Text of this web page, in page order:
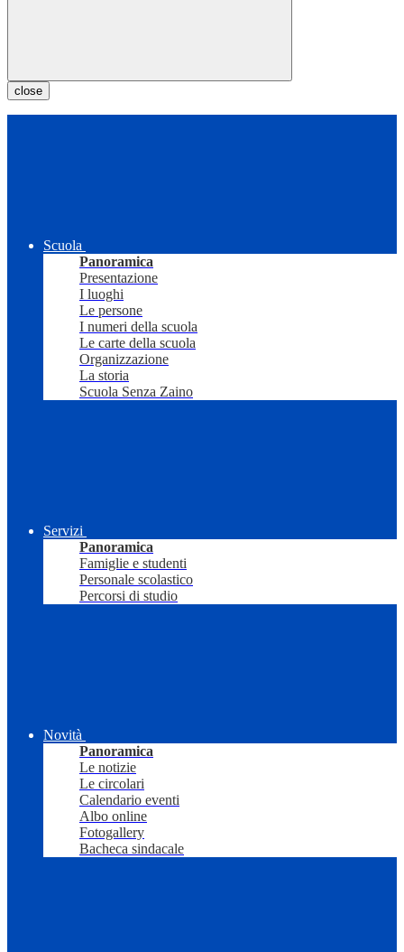
close
Scuola
Panoramica
Presentazione
I luoghi
Le persone
I numeri della scuola
Le carte della scuola
Organizzazione
La storia
Scuola Senza Zaino
Servizi
Panoramica
Famiglie e studenti
Personale scolastico
Percorsi di studio
Novità
Panoramica
Le notizie
Le circolari
Calendario eventi
Albo online
Fotogallery
Bacheca sindacale